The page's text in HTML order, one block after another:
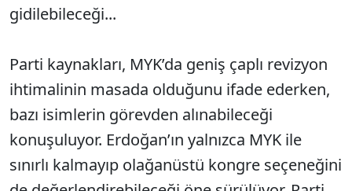
gidilebileceği...
Parti kaynakları, MYK’da geniş çaplı revizyon
ihtimalinin masada olduğunu ifade ederken,
bazı isimlerin görevden alınabileceği
konuşuluyor. Erdoğan’ın yalnızca MYK ile
sınırlı kalmayıp olağanüstü kongre seçeneğini